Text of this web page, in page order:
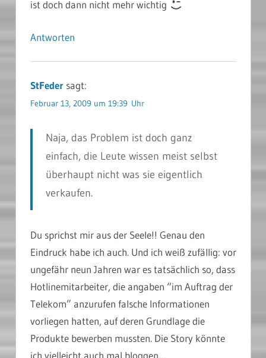
ist doch dann nicht mehr wichtig
Antworten
StFeder sagt:
Februar 13, 2009 um 19:39 Uhr
Naja, das Problem ist doch ganz
einfach, die Leute wissen meist selbst
überhaupt nicht was sie eigentlich
verkaufen.
Du sprichst mir aus der Seele!! Genau den
Eindruck habe ich auch. Und ich weiß zufällig: vor
ungefähr neun Jahren war es tatsächlich so, dass
Hotlinemitarbeiter, die angaben “im Auftrag der
Telekom” anzurufen falsche Informationen
vorliegen hatten, auf deren Grundlage die
Produkte bewerben mussten. Die Story könnte